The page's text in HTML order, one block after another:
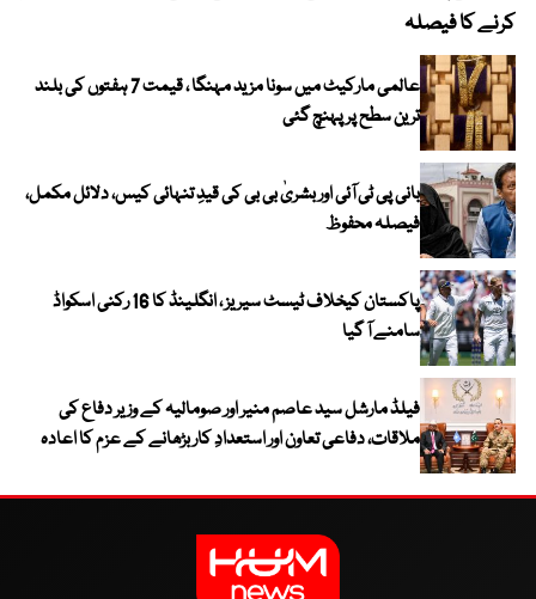
کرنے کا فیصلہ
عالمی مارکیٹ میں سونا مزید مہنگا ، قیمت 7 ہفتوں کی بلند
ترین سطح پر پہنچ گئی
بانی پی ٹی آئی اور بشریٰ بی بی کی قیدِ تنہائی کیس، دلائل مکمل،
فیصلہ محفوظ
پاکستان کیخلاف ٹیسٹ سیریز ، انگلینڈ کا 16 رکنی اسکواڈ
سامنے آ گیا
فیلڈ مارشل سید عاصم منیر اور صومالیہ کے وزیر دفاع کی
ملاقات، دفاعی تعاون اور استعدادِ کار بڑھانے کے عزم کا اعادہ